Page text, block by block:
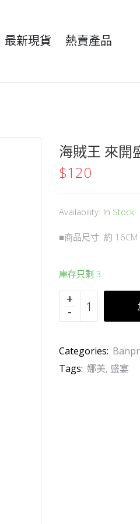
最新現貨 熱賣產品
海賊王 來開
$120
Availability: In Stock
■商品尺寸: 約 16CM
庫存只剩 3
Categories:
Tags: 娜美, 盛宴